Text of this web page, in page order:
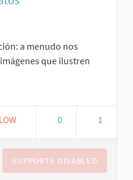
a menudo nos
que ilustren
0 1
SUPPORTS DISABLED